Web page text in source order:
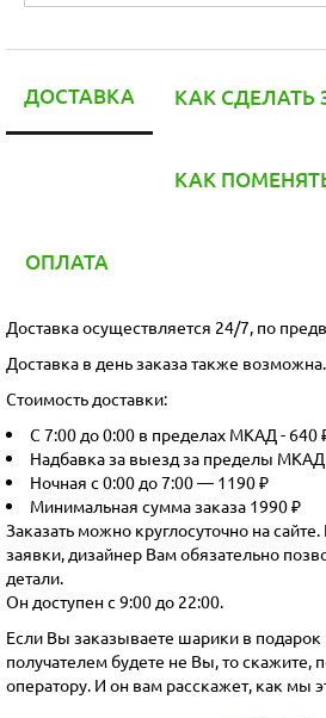
ДОСТАВКА КАК СДЕЛАТЬ
КАК
ОПЛАТА
Доставка осуществляется 24/7, по
Доставка в день заказа также возможна.
Стоимость доставки:
С 7:00 до 0:00 в пределах МКАД - 640
Надбавка за выезд за пределы
Ночная с 0:00 до 7:00 — 1190 ₽
Минимальная сумма заказа 1990 ₽
Заказать можно круглосуточно на
заявки, дизайнер Вам обязательно
детали.
Он доступен с 9:00 до 22:00.
Если Вы заказываете шарики в
получателем будете не Вы, то скажите,
оператору. И он вам расскажет, как мы